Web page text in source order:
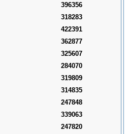
396356
318283
422391
362877
325607
284070
319809
314835
247848
339063
247820